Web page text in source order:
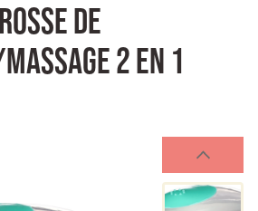
de
2 en 1